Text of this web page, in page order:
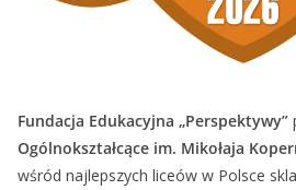
Fundacja Edukacyjna „Perspektywy”
Ogólnokształcące im. Mikołaja
wśród najlepszych liceów w Polsce